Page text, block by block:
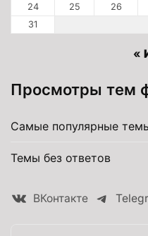
24
25 26
31
«
Просмотры тем
Самые популярные
Темы без ответов
ВКонтакте